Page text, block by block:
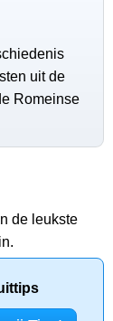
uit de
Romeinse
de leukste